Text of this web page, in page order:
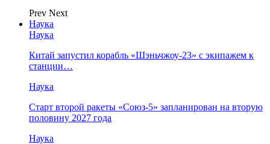
Prev Next
Наука
Наука
Китай запустил корабль «Шэньчжоу-23» с экипажем к
станции…
Наука
Старт второй ракеты «Союз-5» запланирован на вторую
половину 2027 года
Наука